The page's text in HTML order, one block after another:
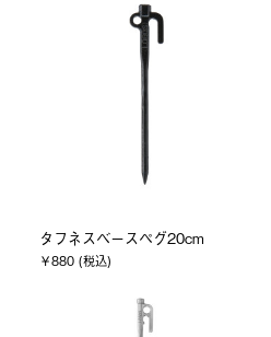
タフネスベースペグ20cm
￥880 (税込)